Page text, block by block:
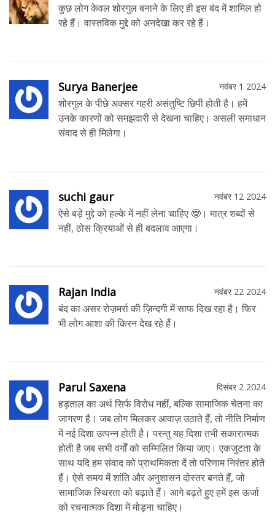
कुछ लोग केवल शोरगुल बनाने के लिए ही इस बंद में शामिल हो
रहे हैं। वास्तविक मुद्दे को अनदेखा कर रहे हैं।
Surya Banerjee नवंबर 1 2024
शोरगुल के पीछे अक्सर गहरी असंतुष्टि छिपी होती है। हमें
उनके कारणों को समझदारी से देखना चाहिए। असली समाधान
संवाद से ही मिलेगा।
suchi gaur नवंबर 12 2024
ऐसे बड़े मुद्दे को हल्के में नहीं लेना चाहिए 🤓। मात्र शब्दों से
नहीं, ठोस क्रियाओं से ही बदलाव आएगा।
Rajan India नवंबर 22 2024
बंद का असर रोज़मर्रा की ज़िन्दगी में साफ दिख रहा है। फिर
भी लोग आशा की किरन देख रहे हैं।
Parul Saxena दिसंबर 2 2024
हड़ताल का अर्थ सिर्फ विरोध नहीं, बल्कि सामाजिक चेतना का
जागरण है। जब लोग मिलकर आवाज़ उठाते हैं, तो नीति निर्माण
में नई दिशा उत्पन्न होती है। परन्तु यह दिशा तभी सकारात्मक
होती है जब सभी वर्गों को सम्मिलित किया जाए। एकजुटता के
साथ यदि हम संवाद को प्राथमिकता दें तो परिणाम निरंतर होते
हैं। ऐसे समय में शांति और अनुशासन दोस्तर बनते हैं, जो
सामाजिक स्थिरता को बढ़ाते हैं। आगे बढ़ते हुए हमें इस ऊर्जा
को रचनात्मक दिशा में मोड़ना चाहिए।